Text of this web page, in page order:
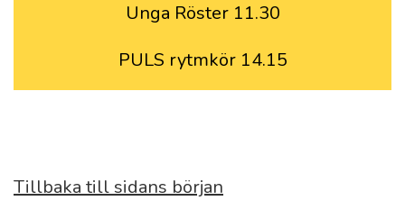
Unga Röster 11.30
PULS rytmkör 14.15
Tillbaka till sidans början